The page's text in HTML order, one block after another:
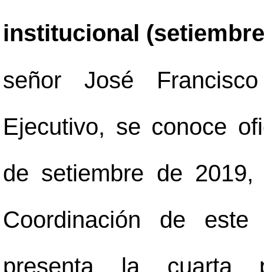
institucional
señor José
Ejecutivo, se conoce
de setiembre de
Coordinación de
presenta la cuarta